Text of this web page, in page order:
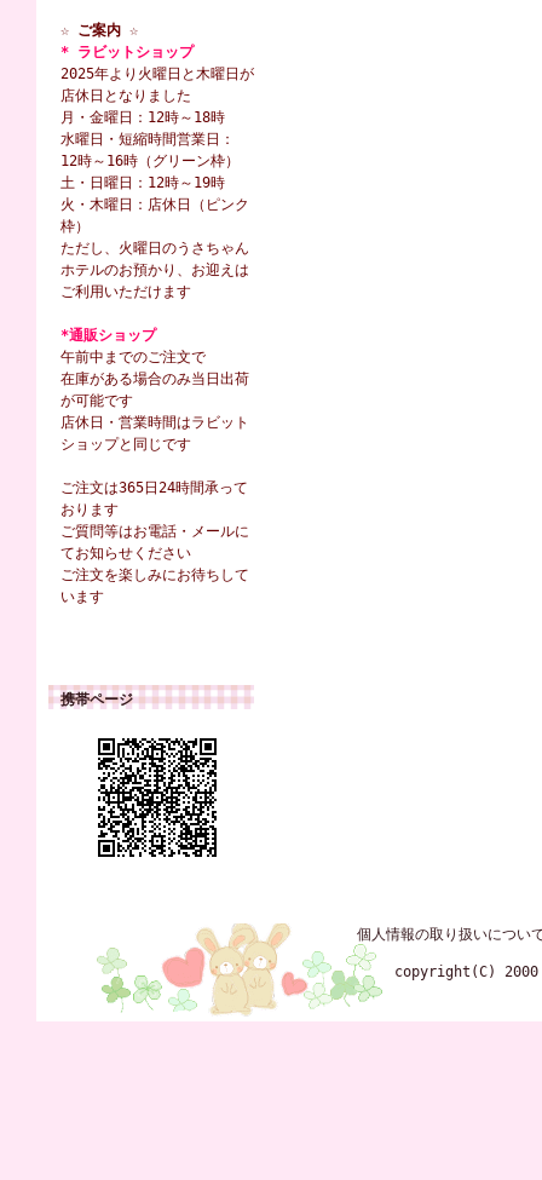
☆ ご案内 ☆
* ラビットショップ
2025年より火曜日と木曜日が
店休日となりました
月・金曜日：12時～18時
水曜日・短縮時間営業日：
12時～16時（グリーン枠）
土・日曜日：12時～19時
火・木曜日：店休日（ピンク
枠）
ただし、火曜日のうさちゃん
ホテルのお預かり、お迎えは
ご利用いただけます
*通販ショップ
午前中までのご注文で
在庫がある場合のみ当日出荷
が可能です
店休日・営業時間はラビット
ショップと同じです
ご注文は365日24時間承って
おります
ご質問等はお電話・メールに
てお知らせください
ご注文を楽しみにお待ちして
います
携帯ページ
個人情報の取り扱いについ
copyright(C)